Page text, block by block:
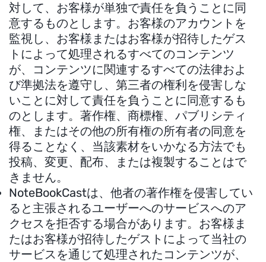
対して、お客様が単独で責任を負うことに同
意するものとします。お客様のアカウントを
監視し、お客様またはお客様が招待したゲス
トによって処理されるすべてのコンテンツ
が、コンテンツに関連するすべての法律およ
び準拠法を遵守し、第三者の権利を侵害しな
いことに対して責任を負うことに同意するも
のとします。著作権、商標権、パブリシティ
権、またはその他の所有権の所有者の同意を
得ることなく、当該素材をいかなる方法でも
投稿、変更、配布、または複製することはで
きません。
NoteBookCastは、他者の著作権を侵害してい
ると主張されるユーザーへのサービスへのア
クセスを拒否する場合があります。お客様ま
たはお客様が招待したゲストによって当社の
サービスを通じて処理されたコンテンツが、